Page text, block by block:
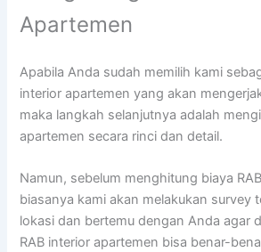
Apartemen
Apabila Anda sudah memilih kami
interior apartemen yang akan
maka langkah selanjutnya adalah
apartemen secara rinci dan detail.
Namun, sebelum menghitung biaya
biasanya kami akan melakukan survey
lokasi dan bertemu dengan Anda agar
RAB interior apartemen bisa benar-